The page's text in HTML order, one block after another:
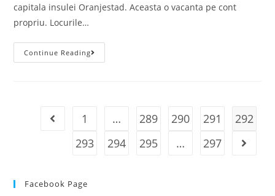
capitala insulei Oranjestad. Aceasta o vacanta pe cont
propriu. Locurile…
Continue ReadingVacanta
Aruba
Go to the previous page
1 … 289 290 291
292
293
294 295 … 297 Go to
Facebook Page